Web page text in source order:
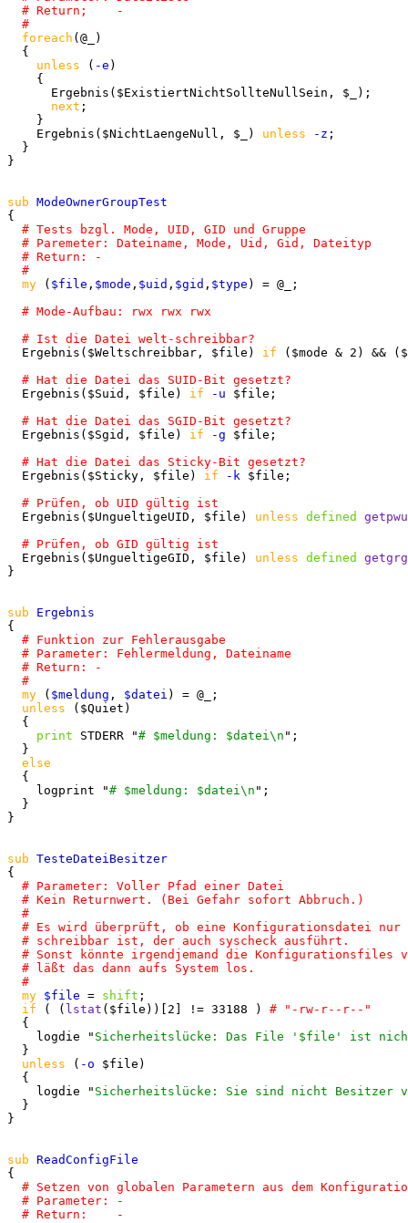
foreach (@_)
  {
unless ( -e )
    {
      Ergebnis($ExistiertNichtSollteNullSein, $_);
next ;
    }
    Ergebnis($NichtLaengeNull, $_)
unless -z ;
  }
}
sub
{
my ( $file , $mode , $uid , $gid , $type ) = @_;
  Ergebnis($Weltschreibbar, $file)
if ($mode & 2) &&
  Ergebnis($Suid, $file)
if -u $file;
  Ergebnis($Sgid, $file)
if -g $file;
  Ergebnis($Sticky, $file)
if -k $file;
  Ergebnis($UngueltigeUID, $file)
unless defined
  Ergebnis($UngueltigeGID, $file)
unless defined
}
sub
{
my ( $meldung , $datei ) = @_;
unless ($Quiet)
  {
print STDERR "# $meldung: $datei\n ";
  }
else
  {
    logprint "
# $meldung: $datei\n ";
  }
}
sub
{
my $file = shift ;
if ( ( lstat ($file))[2] != 33188 )
  {
    logdie "
Sicherheitslücke: Das File '$file' ist nicht
  }
unless ( -o $file)
  {
    logdie "
Sicherheitslücke: Sie sind nicht
  }
}
sub
{